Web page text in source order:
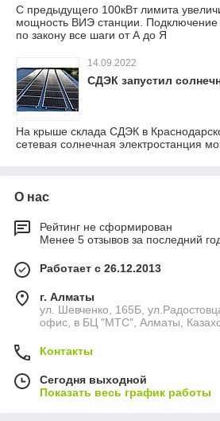
С предыдущего 100кВт лимита
мощность ВИЭ станции. Подключение
по закону все шаги от А до Я
14.09.2022
СДЭК запустил
На крыше склада СДЭК в
сетевая солнечная электростанция
О нас
Рейтинг не сформирован
Менее 5 отзывов за последний
Работает с 26.12.2013
г. Алматы
ул. Шевченко, 165Б,
офис, в БЦ "МТС", Алматы,
Контакты
Сегодня выходной
Показать весь график работы